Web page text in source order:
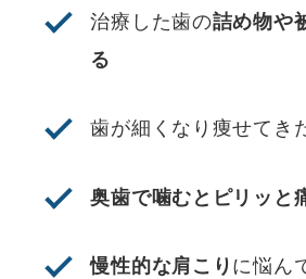
治療した歯の詰め物や
る
歯が細くなり痩せてき
奥歯で噛むとピリッと
慢性的な肩こり に悩ん